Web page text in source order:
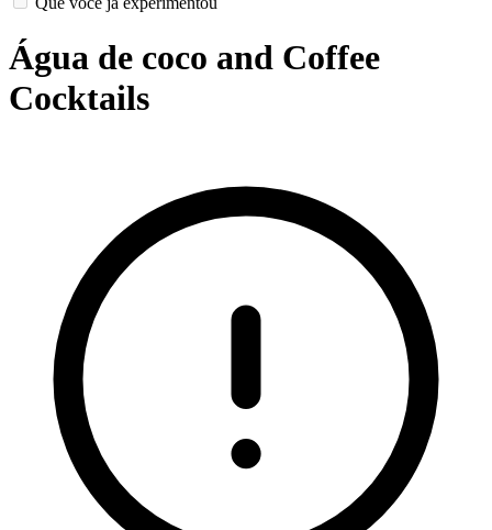
Água de coco and Coffee
Cocktails